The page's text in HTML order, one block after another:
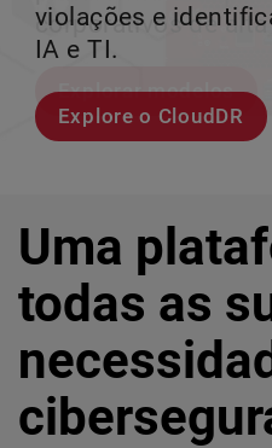
corporativos de
Explorar modelos
violações e
IA e TI.
Explore o CloudDR
perder o ritmo.
Conheça Rai
crescimento
Conheça o
Uma
todas as